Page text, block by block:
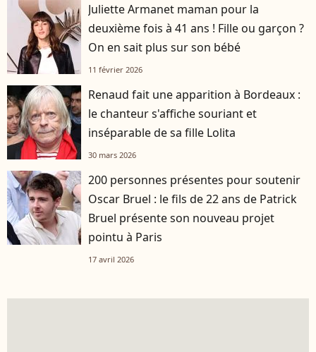
Juliette Armanet maman pour la
deuxième fois à 41 ans ! Fille ou garçon ?
On en sait plus sur son bébé
11 février 2026
Renaud fait une apparition à Bordeaux :
le chanteur s'affiche souriant et
inséparable de sa fille Lolita
30 mars 2026
200 personnes présentes pour soutenir
Oscar Bruel : le fils de 22 ans de Patrick
Bruel présente son nouveau projet
pointu à Paris
17 avril 2026